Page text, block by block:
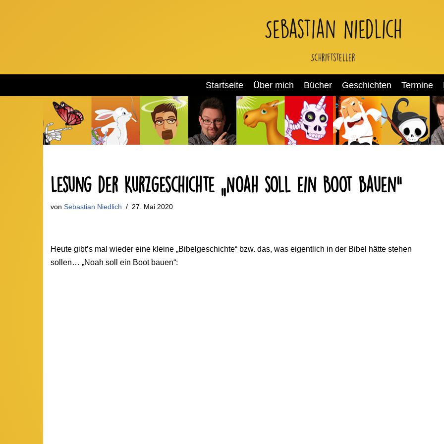
Sebastian Niedlich
Schriftsteller
Startseite Über mich Bücher Geschichten Termine
Lesung der Kurzgeschichte „Noah soll ein Boot bauen“
von Sebastian Niedlich 27. Mai 2020
Heute gibt’s mal wieder eine kleine „Bibelgeschichte“ bzw. das, was eigentlich in der Bibel hätte stehen
sollen… „Noah soll ein Boot bauen“: